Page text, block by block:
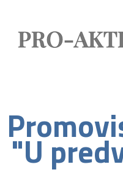
PRO-
"U